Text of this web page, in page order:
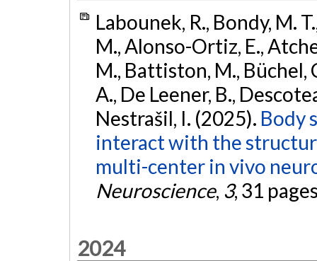
Labounek, R., Bondy, M.
M., Alonso-Ortiz, E.,
M., Battiston, M., Büchel,
A., De Leener, B.,
Nestrašil, I. (2025). Body
interact with the
multi-center in vivo
Neuroscience, 3, 31
2024